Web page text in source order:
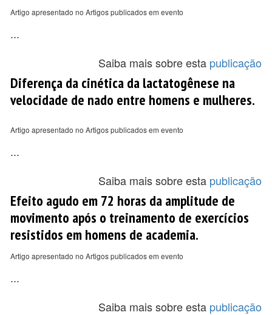
Artigo apresentado no Artigos publicados em evento
...
Saiba mais sobre esta publicação
Diferença da cinética da lactatogênese na
velocidade de nado entre homens e mulheres.
Artigo apresentado no Artigos publicados em evento
...
Saiba mais sobre esta publicação
Efeito agudo em 72 horas da amplitude de
movimento após o treinamento de exercícios
resistidos em homens de academia.
Artigo apresentado no Artigos publicados em evento
...
Saiba mais sobre esta publicação